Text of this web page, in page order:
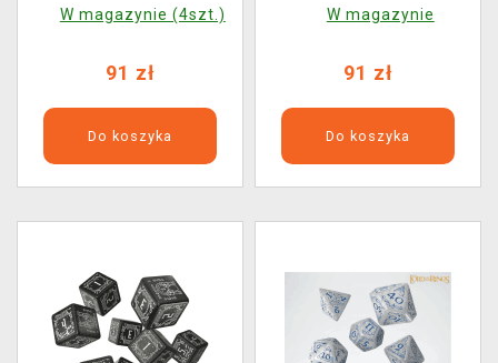
W magazynie (4szt.)
91 zł
Do koszyka
W magazynie
91 zł
Do koszyka